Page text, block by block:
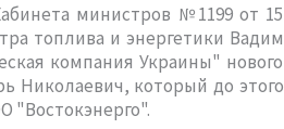
министров №1199 от 15
топлива и энергетики Вадим
компания Украины" нового
Николаевич, который до этого
"Востокэнерго".